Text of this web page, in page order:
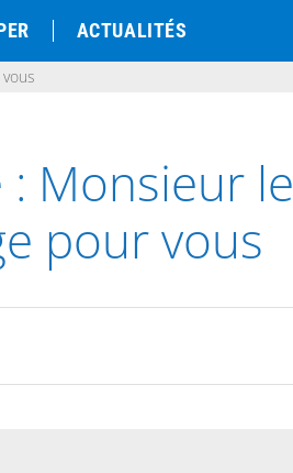
ACTUALITÉS
: Monsieur le
pour vous